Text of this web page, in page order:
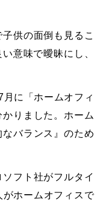
供の面倒も見るこ
意味で曖昧にし、
に「ホームオフィ
りました。ホーム
バランス』のため
フト社がフルタイ
ホームオフィスで